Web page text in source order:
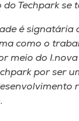
Techpark se
é signatária
como o
meio do
por ser